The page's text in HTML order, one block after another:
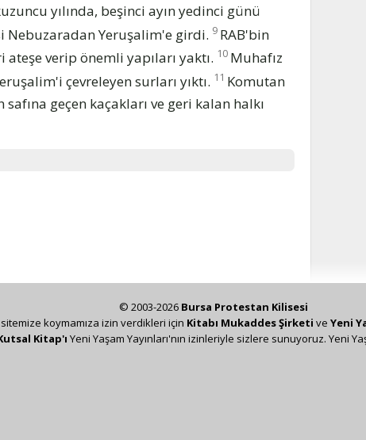
yılında, beşinci ayın yedinci günü
Nebuzaradan Yeruşalim'e girdi. 9 RAB'bin
ateşe verip önemli yapıları yaktı. 10 Muhafız
çevreleyen surları yıktı. 11 Komutan
geçen kaçakları ve geri kalan halkı
© 2003-2026 Bursa Protestan Kilisesi
koymamıza izin verdikleri için Kitabı Mukaddes Şirketi ve Yeni
Kitap'ı Yeni Yaşam Yayınları'nın izinleriyle sizlere sunuyoruz. Yeni